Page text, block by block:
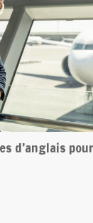
d’anglais